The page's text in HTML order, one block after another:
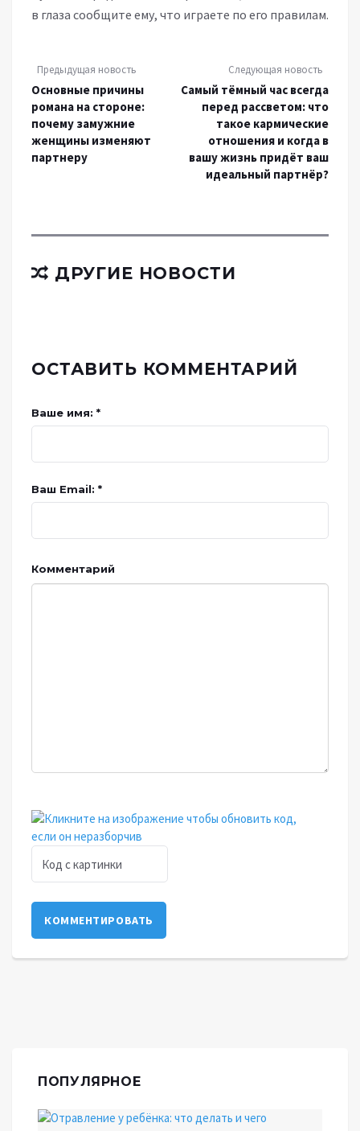
в глаза сообщите ему, что играете по его правилам.
Предыдущая новость
Основные причины
романа на стороне:
почему замужние
женщины изменяют
партнеру
Следующая новость
Самый тёмный час всегда
перед рассветом: что
такое кармические
отношения и когда в
вашу жизнь придёт ваш
идеальный партнёр?
ДРУГИЕ НОВОСТИ
ОСТАВИТЬ КОММЕНТАРИЙ
Ваше имя: *
Ваш Email: *
Комментарий
КОММЕНТИРОВАТЬ
ПОПУЛЯРНОЕ